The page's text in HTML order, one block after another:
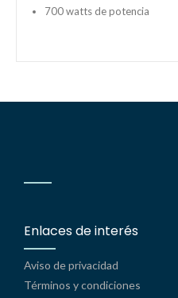
700 watts de potencia
Enlaces de interés
Aviso de privacidad
Términos y condiciones